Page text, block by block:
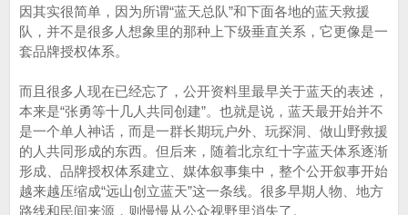
因其实很简单，因为所谓“蓝天总队”和下面各地的蓝天救援
队，并不是很多人想象里的那种上下级垂直关系，它更像是一
套品牌授权体系。
而且很多人现在已经忘了，公开资料里最早关于蓝天的表述，
本来是“张勇等十几人共同创建”。也就是说，蓝天最开始并不
是一个单人神话，而是一群长期玩户外、玩探洞、做山野救援
的人共同形成的东西。但后来，随着北京红十字蓝天体系逐渐
形成、品牌授权体系建立、媒体叙事集中，整个公开叙事开始
越来越压缩成“远山创立蓝天”这一条线。很多早期人物、地方
路线和民间来源，则慢慢从公众视野里消失了。